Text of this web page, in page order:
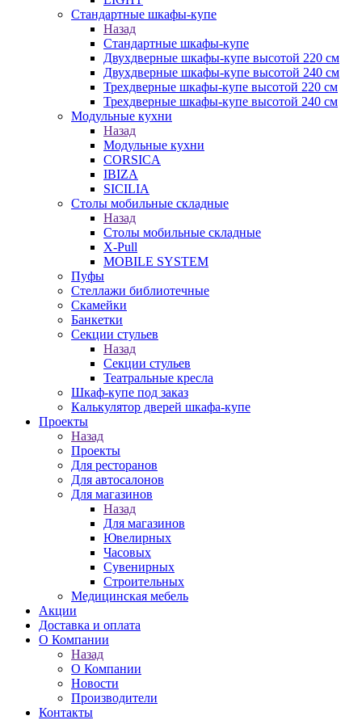
Стандартные шкафы-купе
Назад
Стандартные шкафы-купе
Двухдверные шкафы-купе высотой 220 см
Двухдверные шкафы-купе высотой 240 см
Трехдверные шкафы-купе высотой 220 см
Трехдверные шкафы-купе высотой 240 см
Модульные кухни
Назад
Модульные кухни
CORSICA
IBIZA
SICILIA
Столы мобильные складные
Назад
Столы мобильные складные
X-Pull
MOBILE SYSTEM
Пуфы
Стеллажи библиотечные
Скамейки
Банкетки
Секции стульев
Назад
Секции стульев
Театральные кресла
Шкаф-купе под заказ
Калькулятор дверей шкафа-купе
Проекты
Назад
Проекты
Для ресторанов
Для автосалонов
Для магазинов
Назад
Для магазинов
Ювелирных
Часовых
Сувенирных
Строительных
Медицинская мебель
Акции
Доставка и оплата
О Компании
Назад
О Компании
Новости
Производители
Контакты